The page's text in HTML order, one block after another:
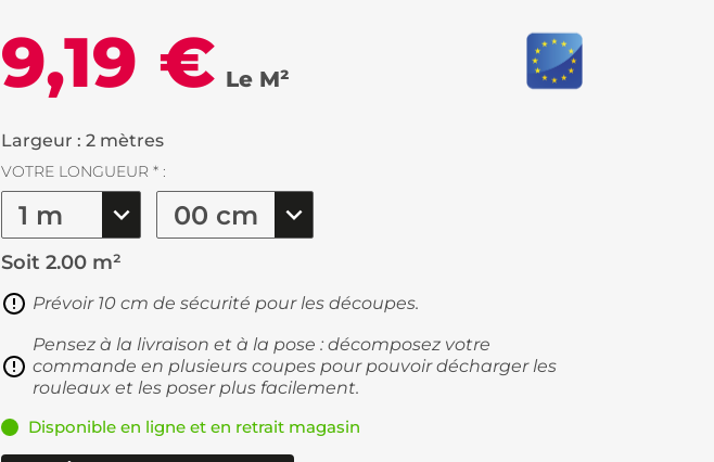
9,19 € Le M²
Largeur : 2 mètres
VOTRE LONGUEUR * :
Soit 2.00 m²
Prévoir 10 cm de sécurité pour les découpes.
Pensez à la livraison et à la pose : décomposez votre
commande en plusieurs coupes pour pouvoir décharger les
rouleaux et les poser plus facilement.
Disponible en ligne et en retrait magasin